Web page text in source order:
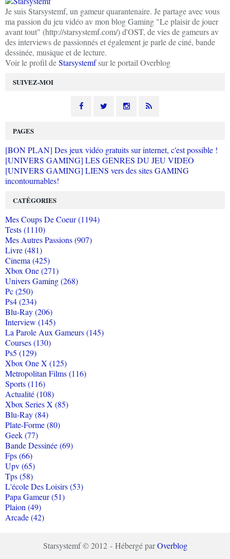
SUIVEZ-MOI
Je suis Starsystemf, un gameur quarantenaire. Je partage avec vous
ma passion du jeu vidéo av mon blog Gaming "Le plaisir de jouer
avant tout" (http://starsystemf.com/) d'OST, de vies de gameurs av
des interviews de passionnés et également je parle de ciné, bande
dessinée, musique et de lecture.
Voir le profil deStarsystemfsur le portail Overblog
PAGES
[BON PLAN] Des jeux vidéo gratuits sur internet, c'est possible !
[UNIVERS GAMING] LES GENRES DU JEU VIDEO
[UNIVERS GAMING] LIENS vers des sites GAMING
incontournables!
CATÉGORIES
Mes Coups De Coeur (1194)
Tests (1110)
Mes Autres Passions (907)
Livre (481)
Cinema (425)
Xbox One (271)
Univers Gaming (268)
Pc (250)
Ps4 (234)
Blu-Ray (206)
Interview (145)
La Parole Aux Gameurs (145)
Courses (130)
Ps5 (129)
Xbox One X (125)
Metropolitan Films (116)
Sports (116)
Actualité (108)
Xbox Series X (85)
Blu-Ray (84)
Plate-Forme (80)
Geek (77)
Bande Dessinée (69)
Fps (66)
Upv (65)
Tps (58)
L'école Des Loisirs (53)
Papa Gameur (51)
Plaion (49)
Arcade (42)
Starsystemf © 2012 - Hébergé parOverblog